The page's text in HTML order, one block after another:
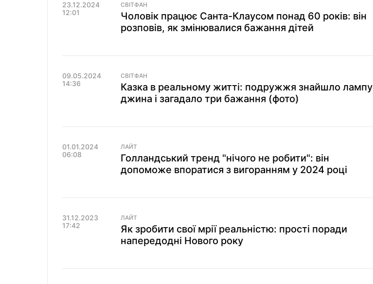
23.12.2024
12:01
СВІТФАН
Чоловік працює Санта-Клаусом понад 60 років: він
розповів, як змінювалися бажання дітей
09.05.2024
14:36
СВІТФАН
Казка в реальному житті: подружжя знайшло лампу
джина і загадало три бажання (фото)
01.01.2024
06:08
ЛАЙТ
Голландський тренд "нічого не робити": він
допоможе впоратися з вигоранням у 2024 році
31.12.2023
17:42
ЛАЙТ
Як зробити свої мрії реальністю: прості поради
напередодні Нового року